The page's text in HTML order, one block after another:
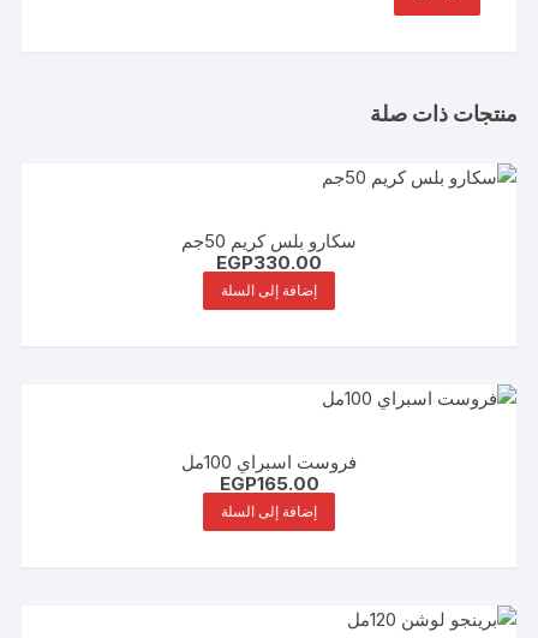
منتجات ذات صلة
سكارو بلس كريم 50جم
EGP330.00
إضافة إلى السلة
فروست اسبراي 100مل
EGP165.00
إضافة إلى السلة